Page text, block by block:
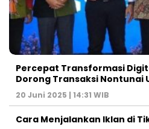
Percepat Transformasi
Dorong Transaksi Nontunai
20 Juni 2025 | 14:31 WIB
Cara Menjalankan Iklan di